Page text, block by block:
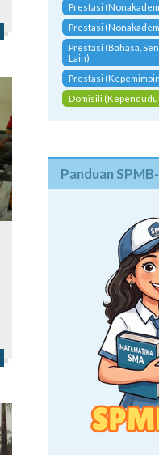
Prestasi
Prestasi
Prestasi (Bahasa,
Lain)
Prestasi
Domisili
Panduan